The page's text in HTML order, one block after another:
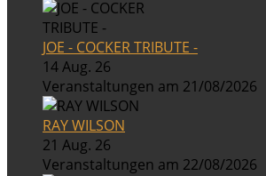
JOE - COCKER TRIBUTE -
14 Aug. 26
Veranstaltungen am 21/08/2026
RAY WILSON
21 Aug. 26
Veranstaltungen am 22/08/2026